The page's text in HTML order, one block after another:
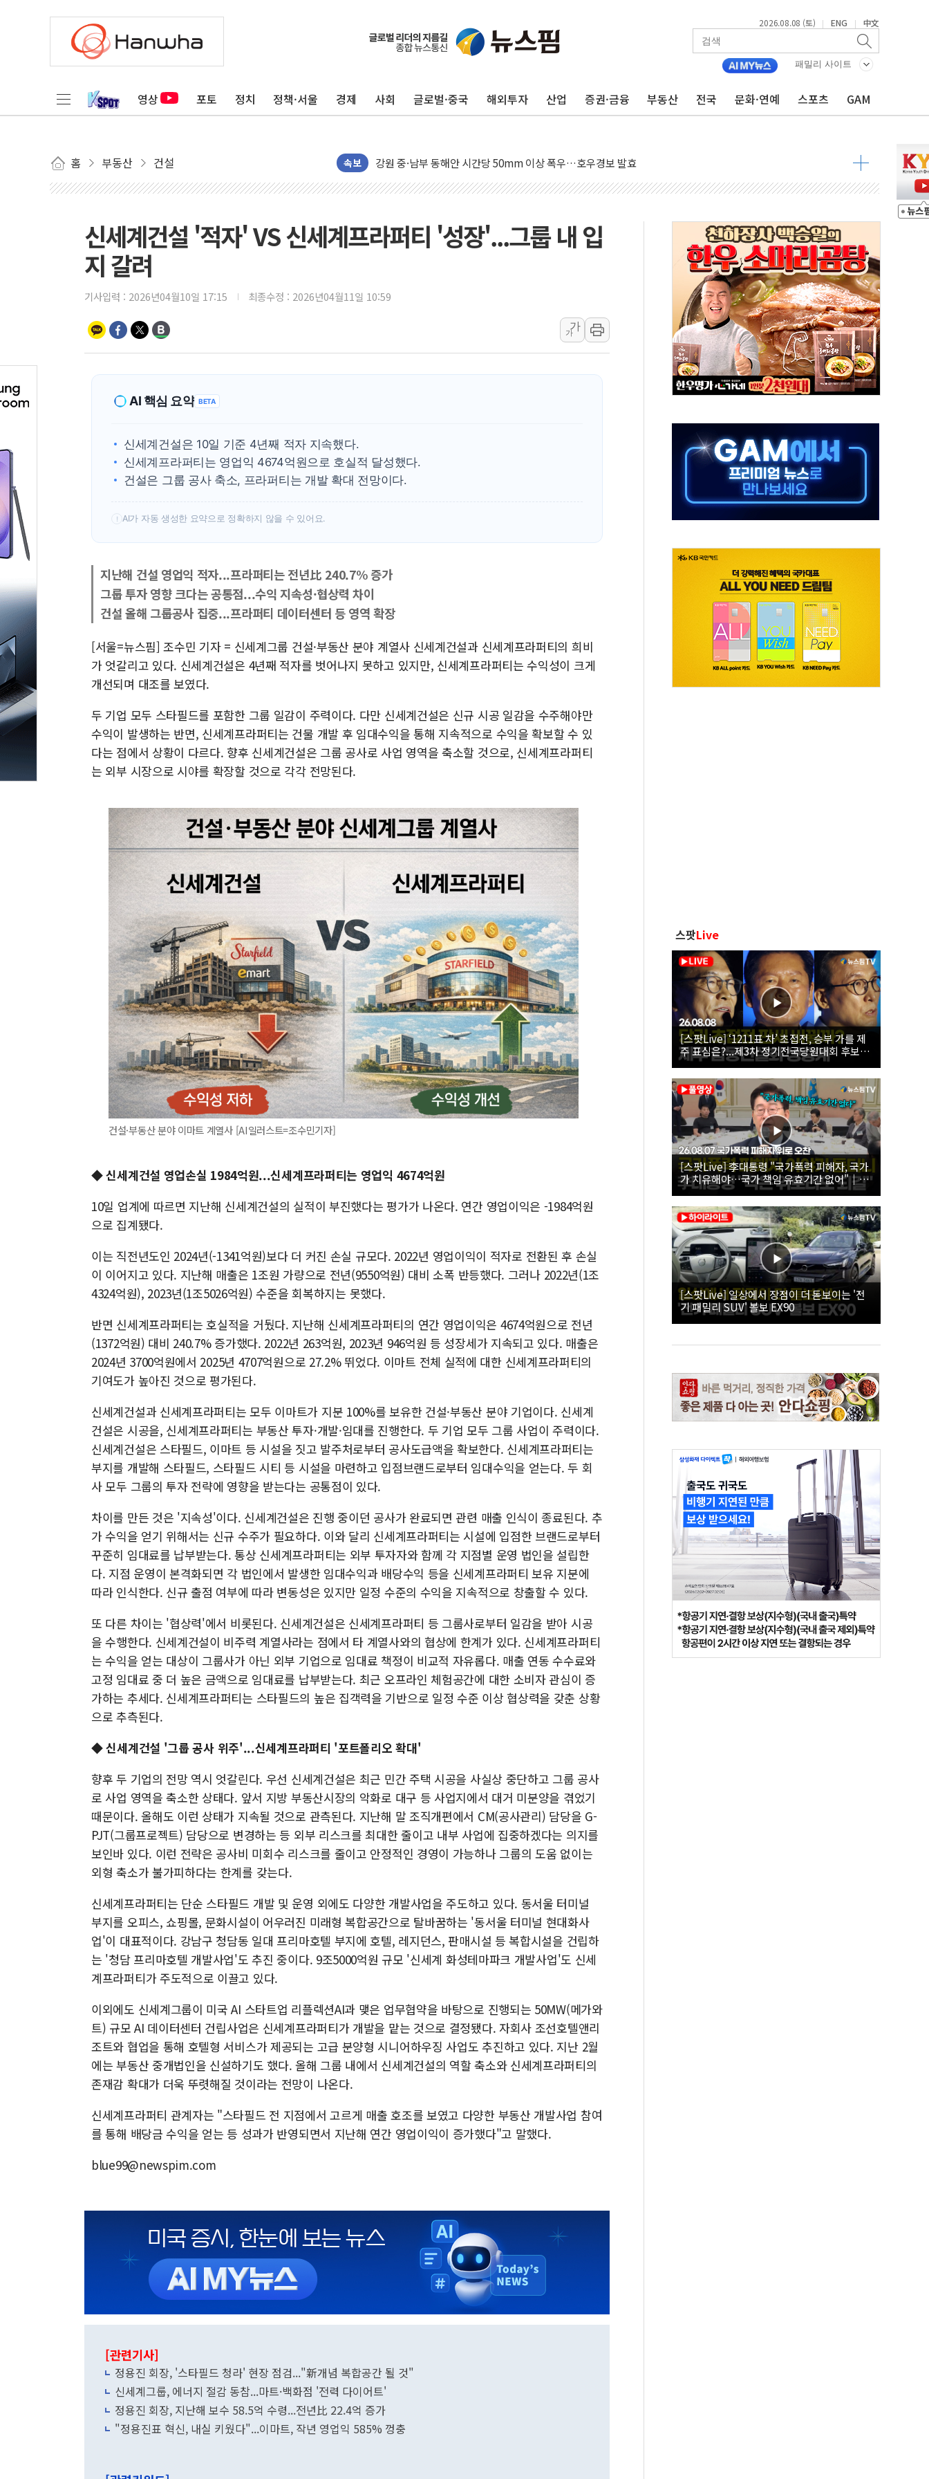
2026.08.08 (토) | ENG | 中文
패밀리 사이트
영상 포토 정치 정책·서울 경제 사회 글로벌·중국 해외투자 산업 증권·금융 부동산 전국 문화·연예 스포츠 GAM
홈 부동산 건설 속보
동해중부 전 해상 풍랑주의보…10일까지 최대 3.5m 높은 물결
연일 폭염에 온열질환 사망 23명…정부, 비상대응기구 가동
인제 용대리 계곡서 수위 상승으로 피서객 7명 고립…전원 구조
동해시, 11~14일 '별똥별 멍' 운영…페르세우스 유성우 관측
청양 밭에서 일하던 90대 숨져…온열질환 여부 조사
폭염에 車 운전면허 기능시험 오전 집중 편성…체감온도 38도 넘으면 중단
'호우 특보' 경북 울진 시간당 20~30mm 강한 비...가뭄 해소될 듯
주말 무더위·열대야 지속…내륙 곳곳 소나기
한상협, 업계 개인정보 보안 새판 짠다…'자율규제단체' 타진
민주당, 오늘 제주·인천 경선 발표...김민석 '재역전' vs 정청래 '격차 확대'
신세계건설 '적자' VS 신세계프라퍼티 '성장'...그룹 내 입
지 갈려
기사입력 : 2026년04월10일 17:15 최종수정 : 2026년04월11일 10:59
가
가
AI 핵심 요약 BETA
신세계건설은 10일 기준 4년째 적자 지속했다.
신세계프라퍼티는 영업익 4674억원으로 호실적 달성했다.
건설은 그룹 공사 축소, 프라퍼티는 개발 확대 전망이다.
! AI가 자동 생성한 요약으로 정확하지 않을 수 있어요.
지난해 건설 영업익 적자...프라퍼티는 전년比 240.7% 증가
그룹 투자 영향 크다는 공통점...수익 지속성·협상력 차이
건설 올해 그룹공사 집중...프라퍼티 데이터센터 등 영역 확장
[서울=뉴스핌] 조수민 기자 = 신세계그룹 건설·부동산 분야 계열사 신세계건설과 신세계프라퍼티의 희비
가 엇갈리고 있다. 신세계건설은 4년째 적자를 벗어나지 못하고 있지만, 신세계프라퍼티는 수익성이 크게
개선되며 대조를 보였다.
두 기업 모두 스타필드를 포함한 그룹 일감이 주력이다. 다만 신세계건설은 신규 시공 일감을 수주해야만
수익이 발생하는 반면, 신세계프라퍼티는 건물 개발 후 임대수익을 통해 지속적으로 수익을 확보할 수 있
다는 점에서 상황이 다르다. 향후 신세계건설은 그룹 공사로 사업 영역을 축소할 것으로, 신세계프라퍼티
는 외부 시장으로 시야를 확장할 것으로 각각 전망된다.
건설·부동산 분야 이마트 계열사 [AI일러스트=조수민기자]
◆신세계건설 영업손실 1984억원...신세계프라퍼티는 영업익 4674억원
10일 업계에 따르면 지난해 신세계건설의 실적이 부진했다는 평가가 나온다. 연간 영업이익은 -1984억원
으로 집계됐다.
이는 직전년도인 2024년(-1341억원)보다 더 커진 손실 규모다. 2022년 영업이익이 적자로 전환된 후 손실
이 이어지고 있다. 지난해 매출은 1조원 가량으로 전년(9550억원) 대비 소폭 반등했다. 그러나 2022년(1조
4324억원), 2023년(1조5026억원) 수준을 회복하지는 못했다.
반면 신세계프라퍼티는 호실적을 거뒀다. 지난해 신세계프라퍼티의 연간 영업이익은 4674억원으로 전년
(1372억원) 대비 240.7% 증가했다. 2022년 263억원, 2023년 946억원 등 성장세가 지속되고 있다. 매출은
2024년 3700억원에서 2025년 4707억원으로 27.2% 뛰었다. 이마트 전체 실적에 대한 신세계프라퍼티의
기여도가 높아진 것으로 평가된다.
신세계건설과 신세계프라퍼티는 모두 이마트가 지분 100%를 보유한 건설·부동산 분야 기업이다. 신세계
건설은 시공을, 신세계프라퍼티는 부동산 투자·개발·임대를 진행한다. 두 기업 모두 그룹 사업이 주력이다.
신세계건설은 스타필드, 이마트 등 시설을 짓고 발주처로부터 공사도급액을 확보한다. 신세계프라퍼티는
부지를 개발해 스타필드, 스타필드 시티 등 시설을 마련하고 입점브랜드로부터 임대수익을 얻는다. 두 회
사 모두 그룹의 투자 전략에 영향을 받는다는 공통점이 있다.
차이를 만든 것은 '지속성'이다. 신세계건설은 진행 중이던 공사가 완료되면 관련 매출 인식이 종료된다. 추
가 수익을 얻기 위해서는 신규 수주가 필요하다. 이와 달리 신세계프라퍼티는 시설에 입점한 브랜드로부터
꾸준히 임대료를 납부받는다. 통상 신세계프라퍼티는 외부 투자자와 함께 각 지점별 운영 법인을 설립한
다. 지점 운영이 본격화되면 각 법인에서 발생한 임대수익과 배당수익 등을 신세계프라퍼티 보유 지분에
따라 인식한다. 신규 출점 여부에 따라 변동성은 있지만 일정 수준의 수익을 지속적으로 창출할 수 있다.
또 다른 차이는 '협상력'에서 비롯된다. 신세계건설은 신세계프라퍼티 등 그룹사로부터 일감을 받아 시공
을 수행한다. 신세계건설이 비주력 계열사라는 점에서 타 계열사와의 협상에 한계가 있다. 신세계프라퍼티
는 수익을 얻는 대상이 그룹사가 아닌 외부 기업으로 임대료 책정이 비교적 자유롭다. 매출 연동 수수료와
고정 임대료 중 더 높은 금액으로 임대료를 납부받는다. 최근 오프라인 체험공간에 대한 소비자 관심이 증
가하는 추세다. 신세계프라퍼티는 스타필드의 높은 집객력을 기반으로 일정 수준 이상 협상력을 갖춘 상황
으로 추측된다.
◆신세계건설 '그룹 공사 위주'...신세계프라퍼티 '포트폴리오 확대'
향후 두 기업의 전망 역시 엇갈린다. 우선 신세계건설은 최근 민간 주택 시공을 사실상 중단하고 그룹 공사
로 사업 영역을 축소한 상태다. 앞서 지방 부동산시장의 악화로 대구 등 사업지에서 대거 미분양을 겪었기
때문이다. 올해도 이런 상태가 지속될 것으로 관측된다. 지난해 말 조직개편에서 CM(공사관리) 담당을 G-
PJT(그룹프로젝트) 담당으로 변경하는 등 외부 리스크를 최대한 줄이고 내부 사업에 집중하겠다는 의지를
보인바 있다. 이런 전략은 공사비 미회수 리스크를 줄이고 안정적인 경영이 가능하나 그룹의 도움 없이는
외형 축소가 불가피하다는 한계를 갖는다.
신세계프라퍼티는 단순 스타필드 개발 및 운영 외에도 다양한 개발사업을 주도하고 있다. 동서울 터미널
부지를 오피스, 쇼핑몰, 문화시설이 어우러진 미래형 복합공간으로 탈바꿈하는 '동서울 터미널 현대화사
업'이 대표적이다. 강남구 청담동 일대 프리마호텔 부지에 호텔, 레지던스, 판매시설 등 복합시설을 건립하
는 '청담 프리마호텔 개발사업'도 추진 중이다. 9조5000억원 규모 '신세계 화성테마파크 개발사업'도 신세
계프라퍼티가 주도적으로 이끌고 있다.
이외에도 신세계그룹이 미국 AI 스타트업 리플렉션AI과 맺은 업무협약을 바탕으로 진행되는 50MW(메가와
트) 규모 AI 데이터센터 건립사업은 신세계프라퍼티가 개발을 맡는 것으로 결정됐다. 자회사 조선호텔앤리
조트와 협업을 통해 호텔형 서비스가 제공되는 고급 분양형 시니어하우징 사업도 추진하고 있다. 지난 2월
에는 부동산 중개법인을 신설하기도 했다. 올해 그룹 내에서 신세계건설의 역할 축소와 신세계프라퍼티의
존재감 확대가 더욱 뚜렷해질 것이라는 전망이 나온다.
신세계프라퍼티 관계자는 "스타필드 전 지점에서 고르게 매출 호조를 보였고 다양한 부동산 개발사업 참여
를 통해 배당금 수익을 얻는 등 성과가 반영되면서 지난해 연간 영업이익이 증가했다"고 말했다.
blue99@newspim.com
[관련기사]
정용진 회장, '스타필드 청라' 현장 점검..."新개념 복합공간 될 것"
신세계그룹, 에너지 절감 동참...마트·백화점 '전력 다이어트'
정용진 회장, 지난해 보수 58.5억 수령...전년比 22.4억 증가
"정용진표 혁신, 내실 키웠다"...이마트, 작년 영업익 585% 껑충
스팟Live
[스팟Live] ‘1211표 차’ 초접전, 승부 가를 제
주 표심은?...제3차 정기전국당원대회 후보자
제주 합동연설회 생중계 | 26.08.08
[스팟Live] 李대통령 "국가폭력 피해자, 국가
가 치유해야…국가 책임 유효기간 없어"｜
26.08.07 국가폭력 피해자 위로 오찬
[스팟Live] 일상에서 장점이 더 돋보이는 '전
기 패밀리 SUV' 볼보 EX90